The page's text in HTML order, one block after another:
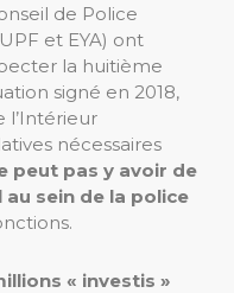
de Police
et EYA) ont
la huitième
signé en 2018,
l’Intérieur
nécessaires
peut pas y avoir de
sein de la police
« investis »